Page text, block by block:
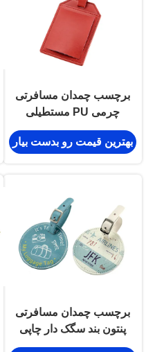
برچسب چمدان مسافرتی
چرمی PU مستطیلی
بهترین قیمت رو بدست بیار
برچسب چمدان مسافرتی
پنتون بند سگک دار چاپی
برچسب چمدان گرد PU